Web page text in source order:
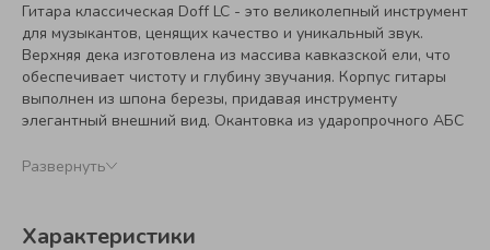
Гитара классическая Doff LC - это великолепный инструмент
для музыкантов, ценящих качество и уникальный звук.
Верхняя дека изготовлена из массива кавказской ели, что
обеспечивает чистоту и глубину звучания. Корпус гитары
выполнен из шпона березы, придавая инструменту
элегантный внешний вид. Окантовка из ударопрочного АБС
конструкции. Резонаторное отверстие диаметром 85 мм
материалов (палисандр, красное дерево, орех), добавляет
Развернуть
Характеристики